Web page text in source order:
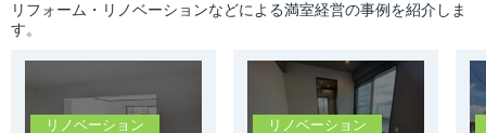
リフォーム・リノベーションなどによる満室経営の事例を紹介しま
す。
リノベーション リノベーション